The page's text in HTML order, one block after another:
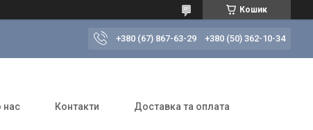
Кошик
+380 (67) 867-63-29 +380 (50) 362-10-34
нас Контакти Доставка та оплата